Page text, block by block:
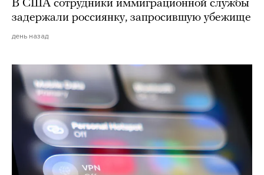
В США сотрудники иммиграционной службы
задержали россиянку, запросившую убежище
день назад